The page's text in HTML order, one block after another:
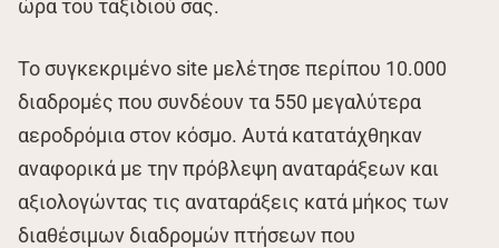
ώρα του ταξιδιού σας.
Το συγκεκριμένο site μελέτησε περίπου 10.000
διαδρομές που συνδέουν τα 550 μεγαλύτερα
αεροδρόμια στον κόσμο. Αυτά κατατάχθηκαν
αναφορικά με την πρόβλεψη αναταράξεων και
αξιολογώντας τις αναταράξεις κατά μήκος των
διαθέσιμων διαδρομών πτήσεων που